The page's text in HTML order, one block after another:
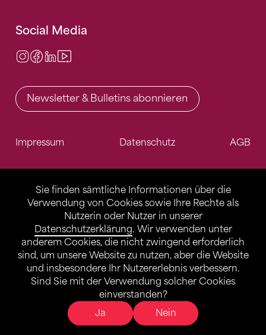
Sie finden sämtliche Informationen über die
Verwendung von Cookies sowie Ihre Rechte als
Nutzerin oder Nutzer in unserer
Datenschutzerklärung. Wir verwenden unter
anderem Cookies, die nicht zwingend erforderlich
sind, um unsere Website zu nutzen, aber die Website
und insbesondere Ihr Nutzererlebnis verbessern.
Sind Sie mit der Verwendung solcher Cookies
einverstanden?
Ja
Nein
Social Media
Instagram
Facebook
LinkedIn
Newsletter & Bulletins abonnieren
Impressum Datenschutz AGB